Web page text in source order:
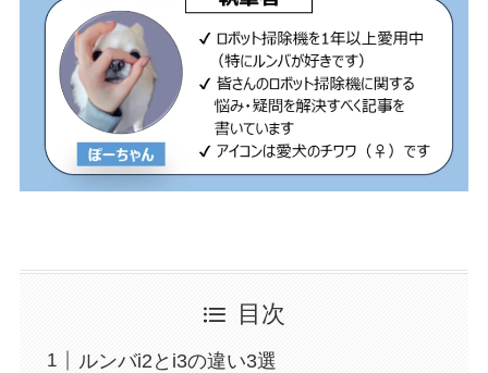
目次
ルンバi2とi3の違い3選